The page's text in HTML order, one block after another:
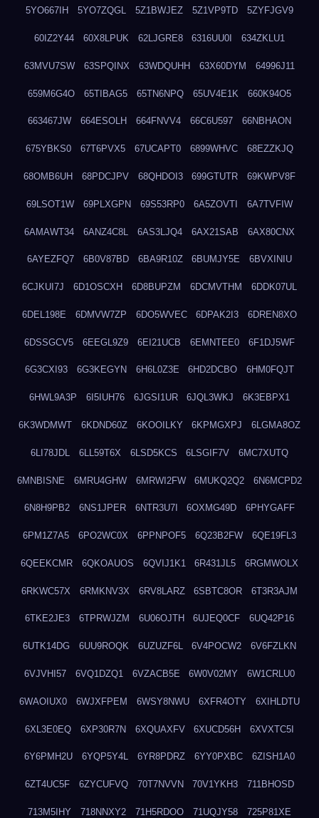
5YO667IH 5YO7ZQGL 5Z1BWJEZ 5Z1VP9TD 5ZYFJGV9
60IZ2Y44 60X8LPUK 62LJGRE8 6316UU0I 634ZKLU1
63MVU7SW 63SPQINX 63WDQUHH 63X60DYM 64996J11
659M6G4O 65TIBAG5 65TN6NPQ 65UV4E1K 660K94O5
663467JW 664ESOLH 664FNVV4 66C6U597 66NBHAON
675YBKS0 67T6PVX5 67UCAPT0 6899WHVC 68EZZKJQ
68OMB6UH 68PDCJPV 68QHDOI3 699GTUTR 69KWPV8F
69LSOT1W 69PLXGPN 69S53RP0 6A5ZOVTI 6A7TVFIW
6AMAWT34 6ANZ4C8L 6AS3LJQ4 6AX21SAB 6AX80CNX
6AYEZFQ7 6B0V87BD 6BA9R10Z 6BUMJY5E 6BVXINIU
6CJKUI7J 6D1OSCXH 6D8BUPZM 6DCMVTHM 6DDK07UL
6DEL198E 6DMVW7ZP 6DO5WVEC 6DPAK2I3 6DREN8XO
6DSSGCV5 6EEGL9Z9 6EI21UCB 6EMNTEE0 6F1DJ5WF
6G3CXI93 6G3KEGYN 6H6L0Z3E 6HD2DCBO 6HM0FQJT
6HWL9A3P 6I5IUH76 6JGSI1UR 6JQL3WKJ 6K3EBPX1
6K3WDMWT 6KDND60Z 6KOOILKY 6KPMGXPJ 6LGMA8OZ
6LI78JDL 6LL59T6X 6LSD5KCS 6LSGIF7V 6MC7XUTQ
6MNBISNE 6MRU4GHW 6MRWI2FW 6MUKQ2Q2 6N6MCPD2
6N8H9PB2 6NS1JPER 6NTR3U7I 6OXMG49D 6PHYGAFF
6PM1Z7A5 6PO2WC0X 6PPNPOF5 6Q23B2FW 6QE19FL3
6QEEKCMR 6QKOAUOS 6QVIJ1K1 6R431JL5 6RGMWOLX
6RKWC57X 6RMKNV3X 6RV8LARZ 6SBTC8OR 6T3R3AJM
6TKE2JE3 6TPRWJZM 6U06OJTH 6UJEQ0CF 6UQ42P16
6UTK14DG 6UU9ROQK 6UZUZF6L 6V4POCW2 6V6FZLKN
6VJVHI57 6VQ1DZQ1 6VZACB5E 6W0V02MY 6W1CRLU0
6WAOIUX0 6WJXFPEM 6WSY8NWU 6XFR4OTY 6XIHLDTU
6XL3E0EQ 6XP30R7N 6XQUAXFV 6XUCD56H 6XVXTC5I
6Y6PMH2U 6YQP5Y4L 6YR8PDRZ 6YY0PXBC 6ZISH1A0
6ZT4UC5F 6ZYCUFVQ 70T7NVVN 70V1YKH3 711BHOSD
713M5IHY 718NNXY2 71H5RDOO 71UQJY58 725P81XE